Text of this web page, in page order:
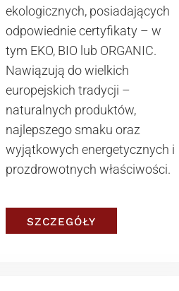
ekologicznych, posiadających
odpowiednie certyfikaty – w
tym EKO, BIO lub ORGANIC.
Nawiązują do wielkich
europejskich tradycji –
naturalnych produktów,
najlepszego smaku oraz
wyjątkowych energetycznych i
prozdrowotnych właściwości.
SZCZEGÓŁY